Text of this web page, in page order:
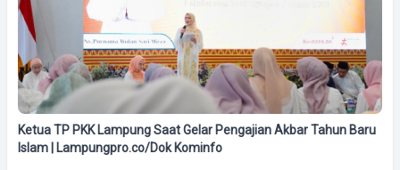
Ketua TP PKK Lampung Saat Gelar Pengajian Akbar Tahun Baru
Islam | Lampungpro.co/Dok Kominfo